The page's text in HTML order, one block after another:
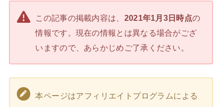
この記事の掲載内容は、 2021年1月3日時点の
情報です。現在の情報とは異なる場合がござ
いますので、あらかじめご了承ください。
本ページはアフィリエイトプログラムによる